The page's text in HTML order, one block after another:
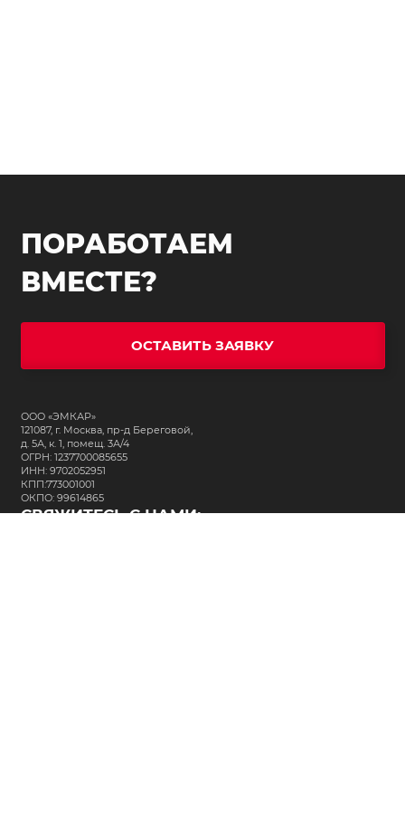
ПОРАБОТАЕМ
ВМЕСТЕ?
ОСТАВИТЬ ЗАЯВКУ
ООО «ЭМКАР»
121087, г. Москва, пр-д Береговой,
д. 5А, к. 1, помещ. 3А/4
ОГРН: 1237700085655
ИНН: 9702052951
КПП:773001001
ОКПО: 99614865
СВЯЖИТЕСЬ С НАМИ: